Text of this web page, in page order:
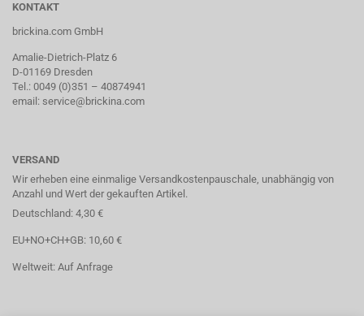
KONTAKT
brickina.com GmbH
Amalie-Dietrich-Platz 6
D-01169 Dresden
Tel.: 0049 (0)351 – 40874941
email: service@brickina.com
VERSAND
Wir erheben eine einmalige Versandkostenpauschale, unabhängig von
Anzahl und Wert der gekauften Artikel.
Deutschland: 4,30 €
EU+NO+CH+GB: 10,60 €
Weltweit: Auf Anfrage